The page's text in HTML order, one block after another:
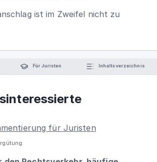
ist im Zweifel nicht zu
Für Juristen Inhaltsverzeichnis
für Juristen